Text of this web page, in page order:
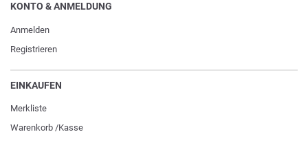
KONTO & ANMELDUNG
Anmelden
Registrieren
EINKAUFEN
Merkliste
Warenkorb /Kasse